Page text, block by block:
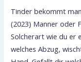
Tinder bekommt
(2023) Manner oder
Solcherart wie du er
welches Abzug,
(2023)